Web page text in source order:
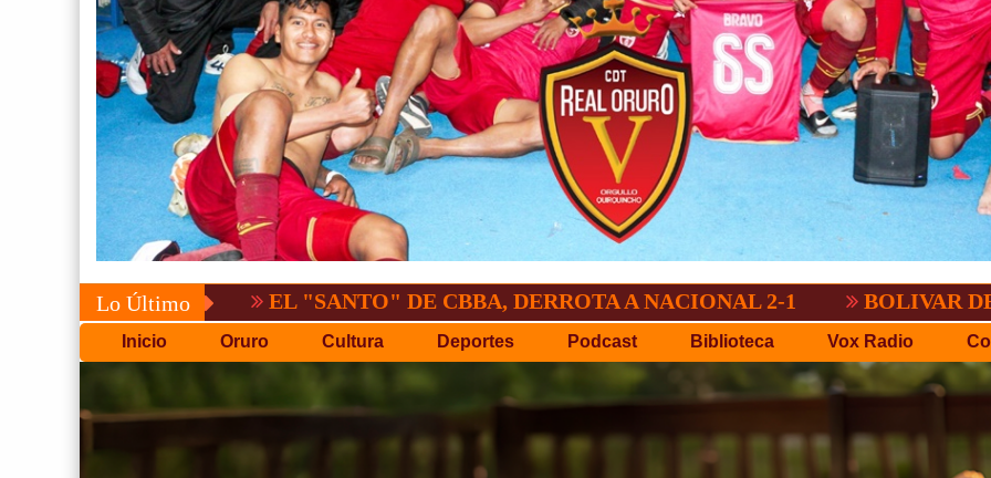
Lo ÚltimoEL "SANTO" DE CBBA, DERROTA A NACIONAL 2-1 BOLIVAR DEMOSTRO
Inicio Oruro Cultura Deportes Podcast Biblioteca Vox Radio